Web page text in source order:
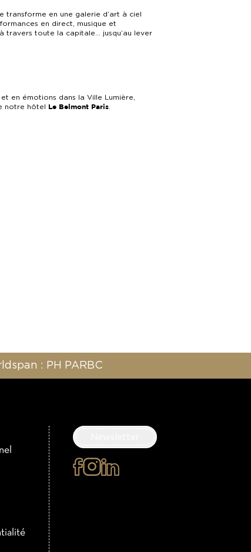
transforme en une galerie d’art à ciel
en direct, musique et
travers toute la capitale… jusqu’au lever
en émotions dans la Ville Lumière,
notre hôtel
Le Belmont Paris
: PH PARBC